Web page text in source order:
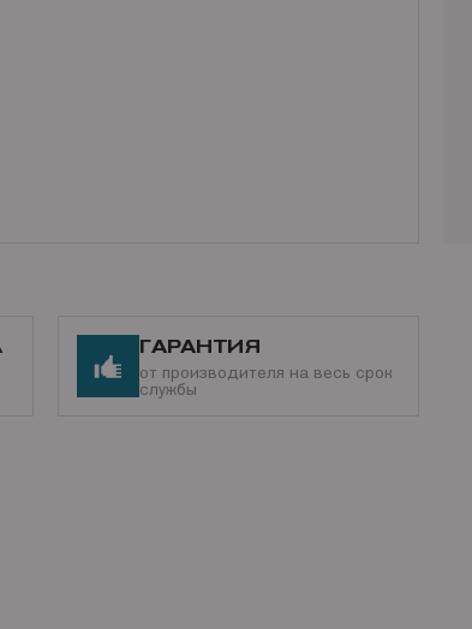
ГАРАНТИЯ
от производителя на весь срок
службы